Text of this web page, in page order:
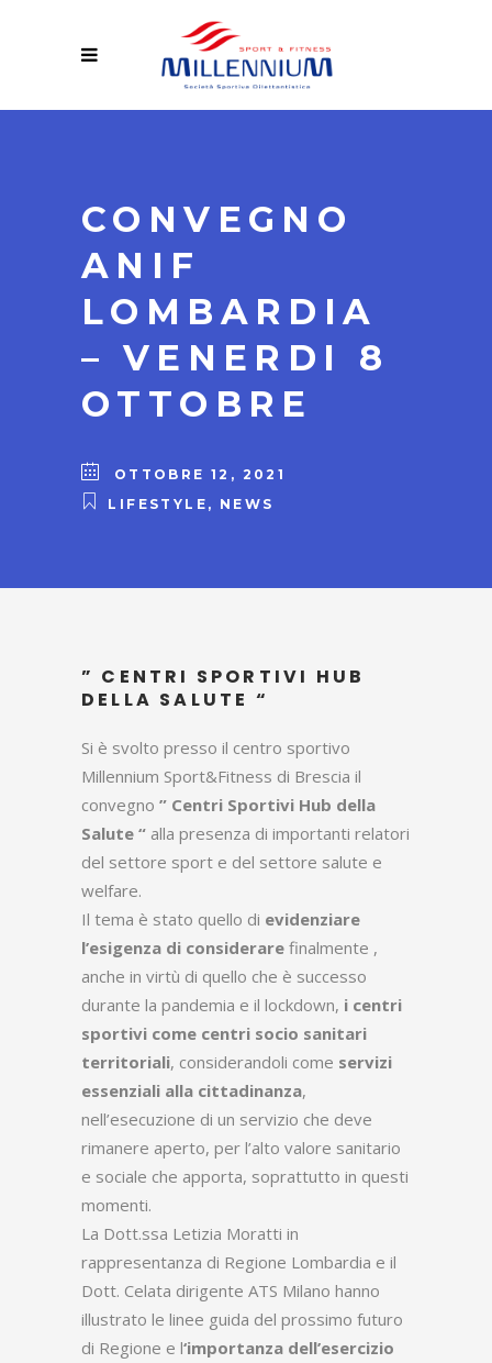
CONVEGNO
ANIF
LOMBARDIA
– VENERDI 8
OTTOBRE
OTTOBRE 12, 2021
LIFESTYLE , NEWS
” CENTRI SPORTIVI HUB
DELLA SALUTE “
Si è svolto presso il centro sportivo
Millennium Sport&Fitness di Brescia il
convegno ” Centri Sportivi Hub della
Salute “ alla presenza di importanti relatori
del settore sport e del settore salute e
welfare.
Il tema è stato quello di evidenziare
l’esigenza di considerare finalmente ,
anche in virtù di quello che è successo
durante la pandemia e il lockdown, i centri
sportivi come centri socio sanitari
territoriali, considerandoli come servizi
essenziali alla cittadinanza,
nell’esecuzione di un servizio che deve
rimanere aperto, per l’alto valore sanitario
e sociale che apporta, soprattutto in questi
momenti.
La Dott.ssa Letizia Moratti in
rappresentanza di Regione Lombardia e il
Dott. Celata dirigente ATS Milano hanno
illustrato le linee guida del prossimo futuro
di Regione e l‘importanza dell’esercizio